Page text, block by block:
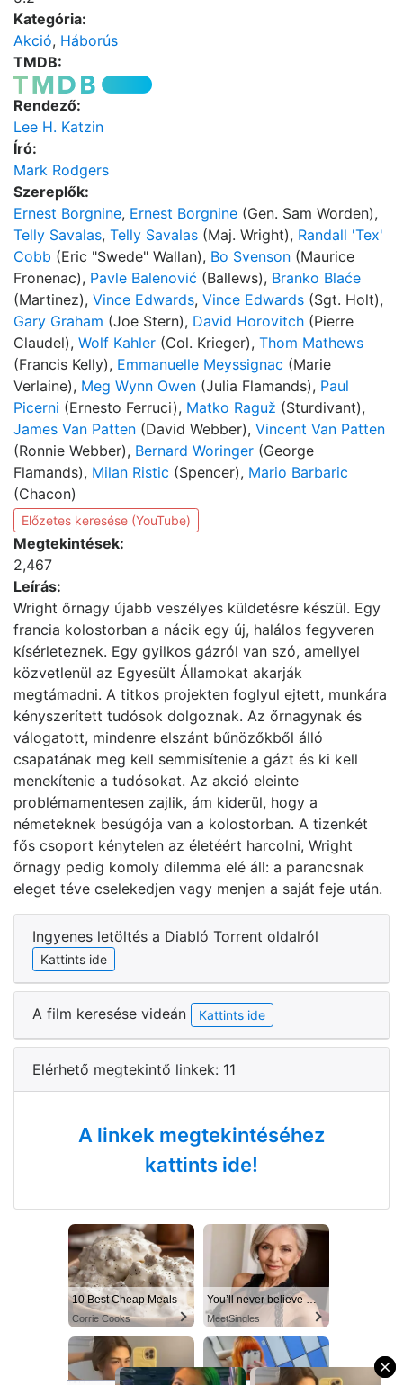
×
Kategória:
Akció, Háborús
TMDB:
Rendező:
Lee H. Katzin
Író:
Mark Rodgers
Szereplők:
Ernest Borgnine, Ernest Borgnine (Gen. Sam Worden),
Telly Savalas, Telly Savalas (Maj. Wright), Randall 'Tex'
Cobb (Eric "Swede" Wallan), Bo Svenson (Maurice
Fronenac), Pavle Balenović (Ballews), Branko Blaće
(Martinez), Vince Edwards, Vince Edwards (Sgt. Holt),
Gary Graham (Joe Stern), David Horovitch (Pierre
Claudel), Wolf Kahler (Col. Krieger), Thom Mathews
(Francis Kelly), Emmanuelle Meyssignac (Marie
Verlaine), Meg Wynn Owen (Julia Flamands), Paul
Picerni (Ernesto Ferruci), Matko Raguž (Sturdivant),
James Van Patten (David Webber), Vincent Van Patten
(Ronnie Webber), Bernard Woringer (George
Flamands), Milan Ristic (Spencer), Mario Barbaric
(Chacon)
Előzetes keresése (YouTube)
Megtekintések:
2,467
Leírás:
Wright őrnagy újabb veszélyes küldetésre készül. Egy
francia kolostorban a nácik egy új, halálos fegyveren
kísérleteznek. Egy gyilkos gázról van szó, amellyel
közvetlenül az Egyesült Államokat akarják
megtámadni. A titkos projekten foglyul ejtett, munkára
kényszerített tudósok dolgoznak. Az őrnagynak és
válogatott, mindenre elszánt bűnözőkből álló
csapatának meg kell semmisítenie a gázt és ki kell
menekítenie a tudósokat. Az akció eleinte
problémamentesen zajlik, ám kiderül, hogy a
németeknek besúgója van a kolostorban. A tizenkét
fős csoport kénytelen az életéért harcolni, Wright
őrnagy pedig komoly dilemma elé áll: a parancsnak
eleget téve cselekedjen vagy menjen a saját feje után.
Ingyenes letöltés a Diabló Torrent oldalról
Kattints ide
A film keresése videán Kattints ide
Elérhető megtekintő linkek: 11
A linkek megtekintéséhez
kattints ide!
10 Best Cheap Meals
Corrie Cooks
You’ll never believe why I moved to… Columbus
MeetSingles